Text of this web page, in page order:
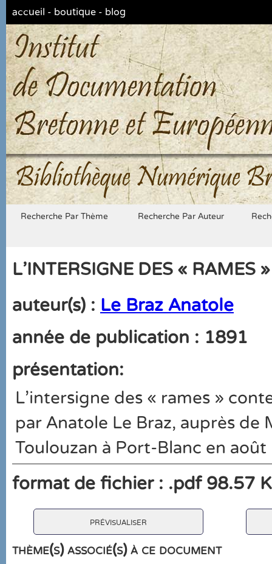
accueil - boutique - blog
Bibliothèque Numérique
Recherche Par Thème Recherche Par Auteur
L'INTERSIGNE DES « RAMES »
auteur(s) : Le Braz Anatole
année de publication : 1891
présentation:
L'intersigne des « rames »
par Anatole Le Braz, auprès de
Toulouzan à Port-Blanc en
format de fichier : .pdf 98.57
prévisualiser
thème(s) associé(s) à ce document